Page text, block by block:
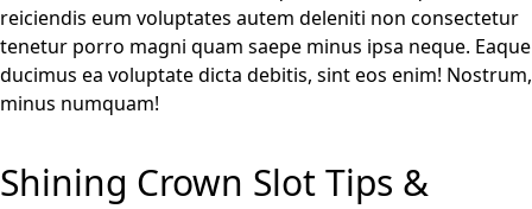
reiciendis eum voluptates autem deleniti non consectetur
tenetur porro magni quam saepe minus ipsa neque. Eaque
ducimus ea voluptate dicta debitis, sint eos enim! Nostrum,
minus numquam!
Shining Crown Slot Tips &